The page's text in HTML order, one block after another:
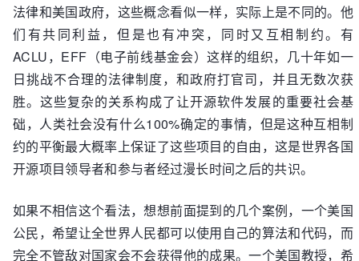
法律和美国政府，这些概念看似一样，实际上是不同的。他
们有共同利益，但是也有冲突，同时又互相制约。有
ACLU，EFF（电子前线基金会）这样的组织，几十年如一
日挑战不合理的法律制度，和政府打官司，并且无数次获
胜。这些复杂的关系构成了让开源软件发展的重要社会基
础，人类社会没有什么100%确定的事情，但是这种互相制
约的平衡最大概率上保证了这些项目的自由，这是世界各国
开源项目领导者和参与者经过漫长时间之后的共识。
如果不相信这个看法，想想前面提到的几个案例，一个美国
公民，希望让全世界人民都可以使用自己的算法和代码，而
完全不管敌对国家会不会获得他的成果。一个美国教授，希